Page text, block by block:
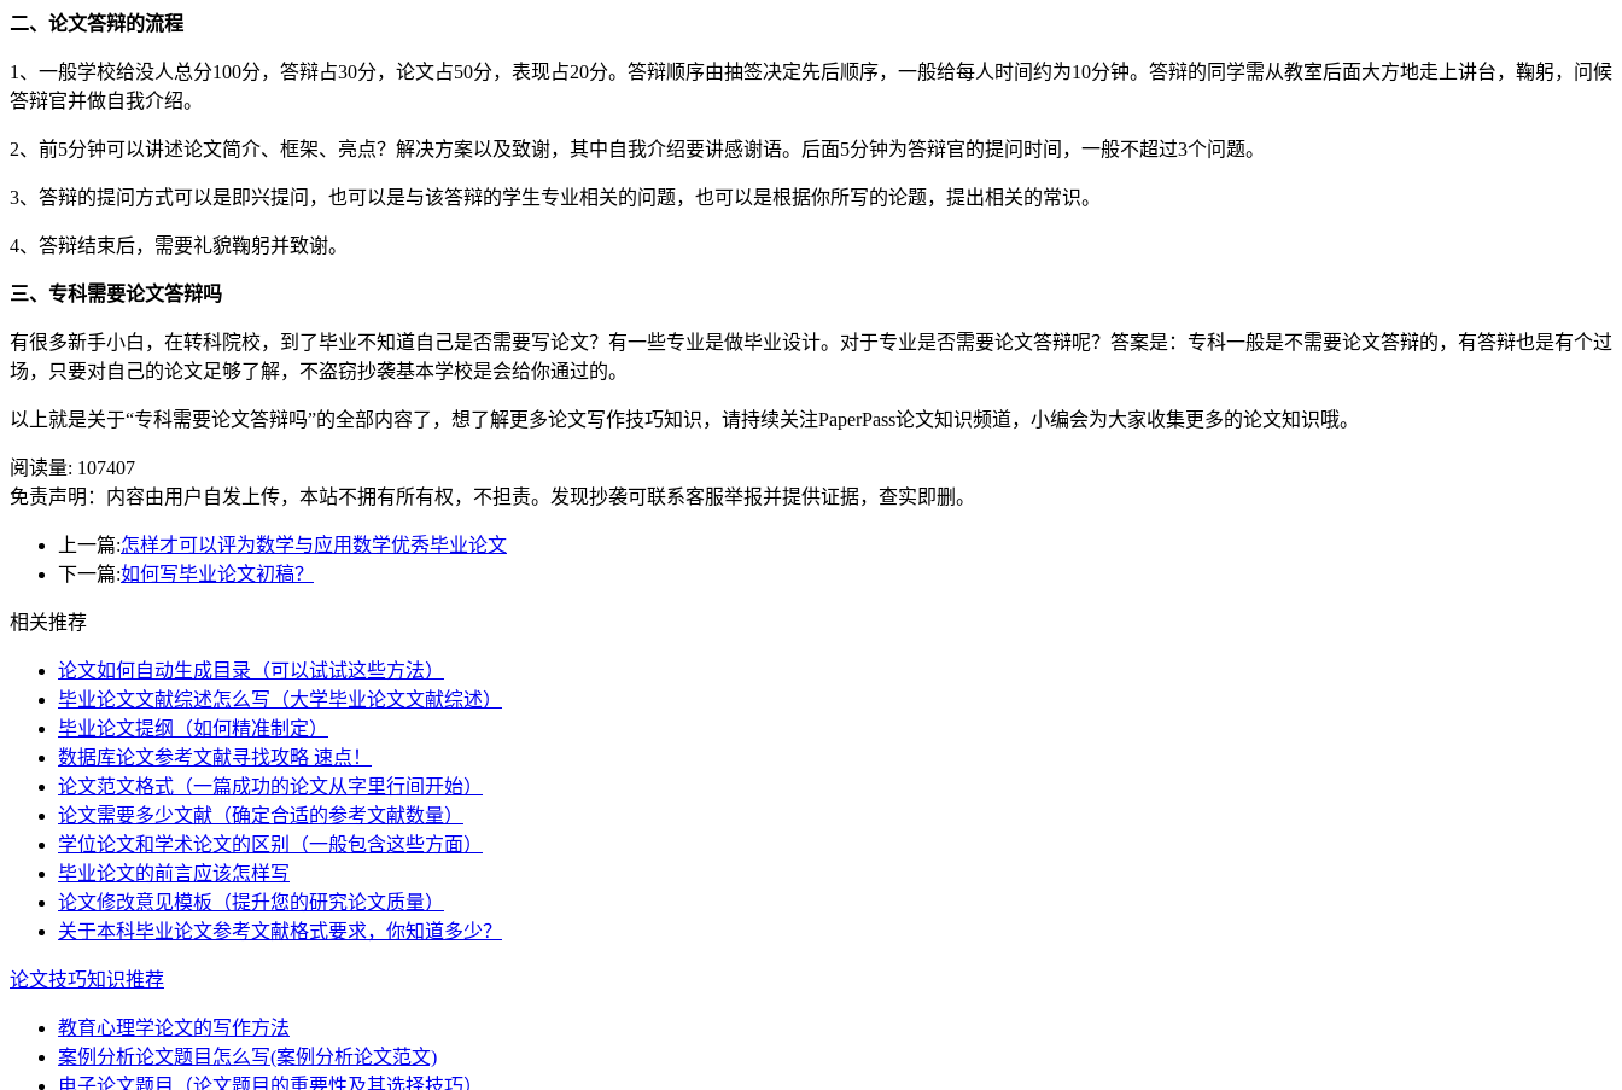
二、论文答辩的流程
1、一般学校给没人总分100分，答辩占30分，论文占50分，表现占20分。答辩顺序由抽签决定先后顺序，一般给每人时间约为10分钟。答辩的同学需从教室后面大方地走上讲台，鞠躬，问候
答辩官并做自我介绍。
2、前5分钟可以讲述论文简介、框架、亮点？解决方案以及致谢，其中自我介绍要讲感谢语。后面5分钟为答辩官的提问时间，一般不超过3个问题。
3、答辩的提问方式可以是即兴提问，也可以是与该答辩的学生专业相关的问题，也可以是根据你所写的论题，提出相关的常识。
4、答辩结束后，需要礼貌鞠躬并致谢。
三、专科需要论文答辩吗
有很多新手小白，在转科院校，到了毕业不知道自己是否需要写论文？有一些专业是做毕业设计。对于专业是否需要论文答辩呢？答案是：专科一般是不需要论文答辩的，有答辩也是有个过
场，只要对自己的论文足够了解，不盗窃抄袭基本学校是会给你通过的。
以上就是关于“专科需要论文答辩吗”的全部内容了，想了解更多论文写作技巧知识，请持续关注PaperPass论文知识频道，小编会为大家收集更多的论文知识哦。
阅读量: 107407
免责声明：内容由用户自发上传，本站不拥有所有权，不担责。发现抄袭可联系客服举报并提供证据，查实即删。
上一篇:怎样才可以评为数学与应用数学优秀毕业论文
下一篇:如何写毕业论文初稿？
相关推荐
论文如何自动生成目录（可以试试这些方法）
毕业论文文献综述怎么写（大学毕业论文文献综述）
毕业论文提纲（如何精准制定）
数据库论文参考文献寻找攻略 速点！
论文范文格式（一篇成功的论文从字里行间开始）
论文需要多少文献（确定合适的参考文献数量）
学位论文和学术论文的区别（一般包含这些方面）
毕业论文的前言应该怎样写
论文修改意见模板（提升您的研究论文质量）
关于本科毕业论文参考文献格式要求，你知道多少？
论文技巧知识推荐
教育心理学论文的写作方法
案例分析论文题目怎么写(案例分析论文范文)
电子论文题目（论文题目的重要性及其选择技巧）